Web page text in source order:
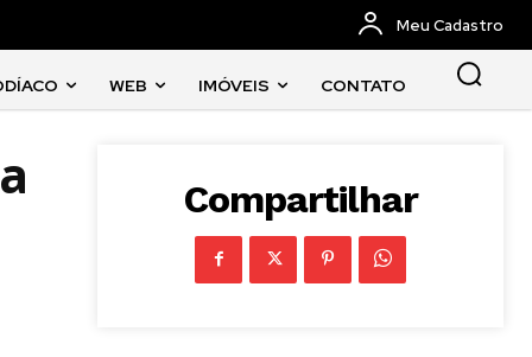
Meu Cadastro
WEB IMÓVEIS CONTATO
Compartilhar